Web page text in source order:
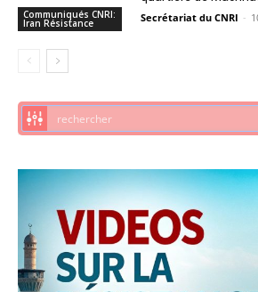
Communiqués CNRI:
Iran Résistance Secrétariat du CNRI -